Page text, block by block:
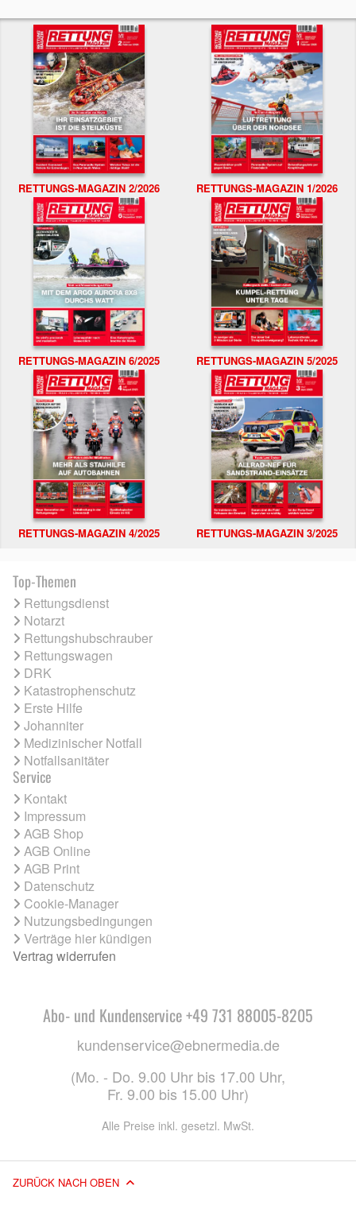
RETTUNGS-MAGAZIN 2/2026 RETTUNGS-MAGAZIN 1/2026
RETTUNGS-MAGAZIN 6/2025 RETTUNGS-MAGAZIN 5/2025
RETTUNGS-MAGAZIN 4/2025 RETTUNGS-MAGAZIN 3/2025
Top-Themen
Rettungsdienst
Notarzt
Rettungshubschrauber
Rettungswagen
DRK
Katastrophenschutz
Erste Hilfe
Johanniter
Medizinischer Notfall
Notfallsanitäter
Service
Kontakt
Impressum
AGB Shop
AGB Online
AGB Print
Datenschutz
Cookie-Manager
Nutzungsbedingungen
Verträge hier kündigen
Vertrag widerrufen
Abo- und Kundenservice +49 731 88005-8205
kundenservice@ebnermedia.de
(Mo. - Do. 9.00 Uhr bis 17.00 Uhr,
Fr. 9.00 bis 15.00 Uhr)
Alle Preise inkl. gesetzl. MwSt.
ZURÜCK NACH OBEN